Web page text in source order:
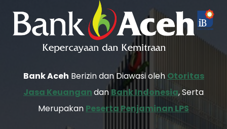
Bank Aceh Berizin dan Diawasi oleh Otoritas
Jasa Keuangandan Bank Indonesia, Serta
Merupakan Peserta Penjaminan LPS